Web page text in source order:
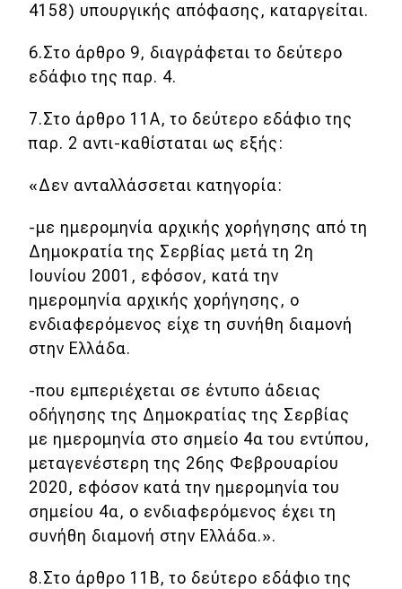
4158) υπουργικής απόφασης, καταργείται.
6.Στο άρθρο 9, διαγράφεται το δεύτερο
εδάφιο της παρ. 4.
7.Στο άρθρο 11Α, το δεύτερο εδάφιο της
παρ. 2 αντι-καθίσταται ως εξής:
«Δεν ανταλλάσσεται κατηγορία:
-με ημερομηνία αρχικής χορήγησης από τη
Δημοκρατία της Σερβίας μετά τη 2η
Ιουνίου 2001, εφόσον, κατά την
ημερομηνία αρχικής χορήγησης, ο
ενδιαφερόμενος είχε τη συνήθη διαμονή
στην Ελλάδα.
-που εμπεριέχεται σε έντυπο άδειας
οδήγησης της Δημοκρατίας της Σερβίας
με ημερομηνία στο σημείο 4α του εντύπου,
μεταγενέστερη της 26ης Φεβρουαρίου
2020, εφόσον κατά την ημερομηνία του
σημείου 4α, ο ενδιαφερόμενος έχει τη
συνήθη διαμονή στην Ελλάδα.».
8.Στο άρθρο 11Β, το δεύτερο εδάφιο της